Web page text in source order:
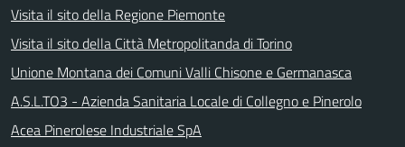
Visita il sito della Regione Piemonte
Visita il sito della Città Metropolitanda di Torino
Unione Montana dei Comuni Valli Chisone e Germanasca
A.S.L.TO3 - Azienda Sanitaria Locale di Collegno e Pinerolo
Acea Pinerolese Industriale SpA